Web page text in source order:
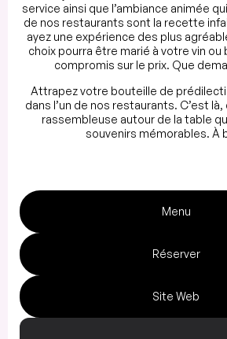
service ainsi que l’ambiance animée
de nos restaurants sont la recette
ayez une expérience des plus
choix pourra être marié à votre vin
compromis sur le prix. Que
Attrapez votre bouteille de
dans l’un de nos restaurants. C’est
rassembleuse autour de la table
souvenirs mémorables. À
Menu
Réserver
Site Web